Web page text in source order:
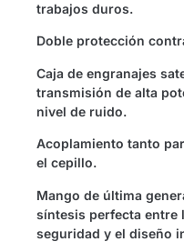
trabajos duros.
Doble protección
Caja de engranajes
transmisión de alta
nivel de ruido.
Acoplamiento tanto
el cepillo.
Mango de última
síntesis perfecta entre
seguridad y el diseño